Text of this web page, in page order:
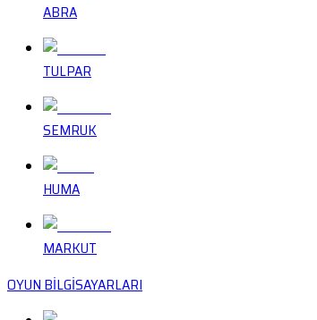
ABRA
TULPAR
SEMRUK
HUMA
MARKUT
OYUN BİLGİSAYARLARI